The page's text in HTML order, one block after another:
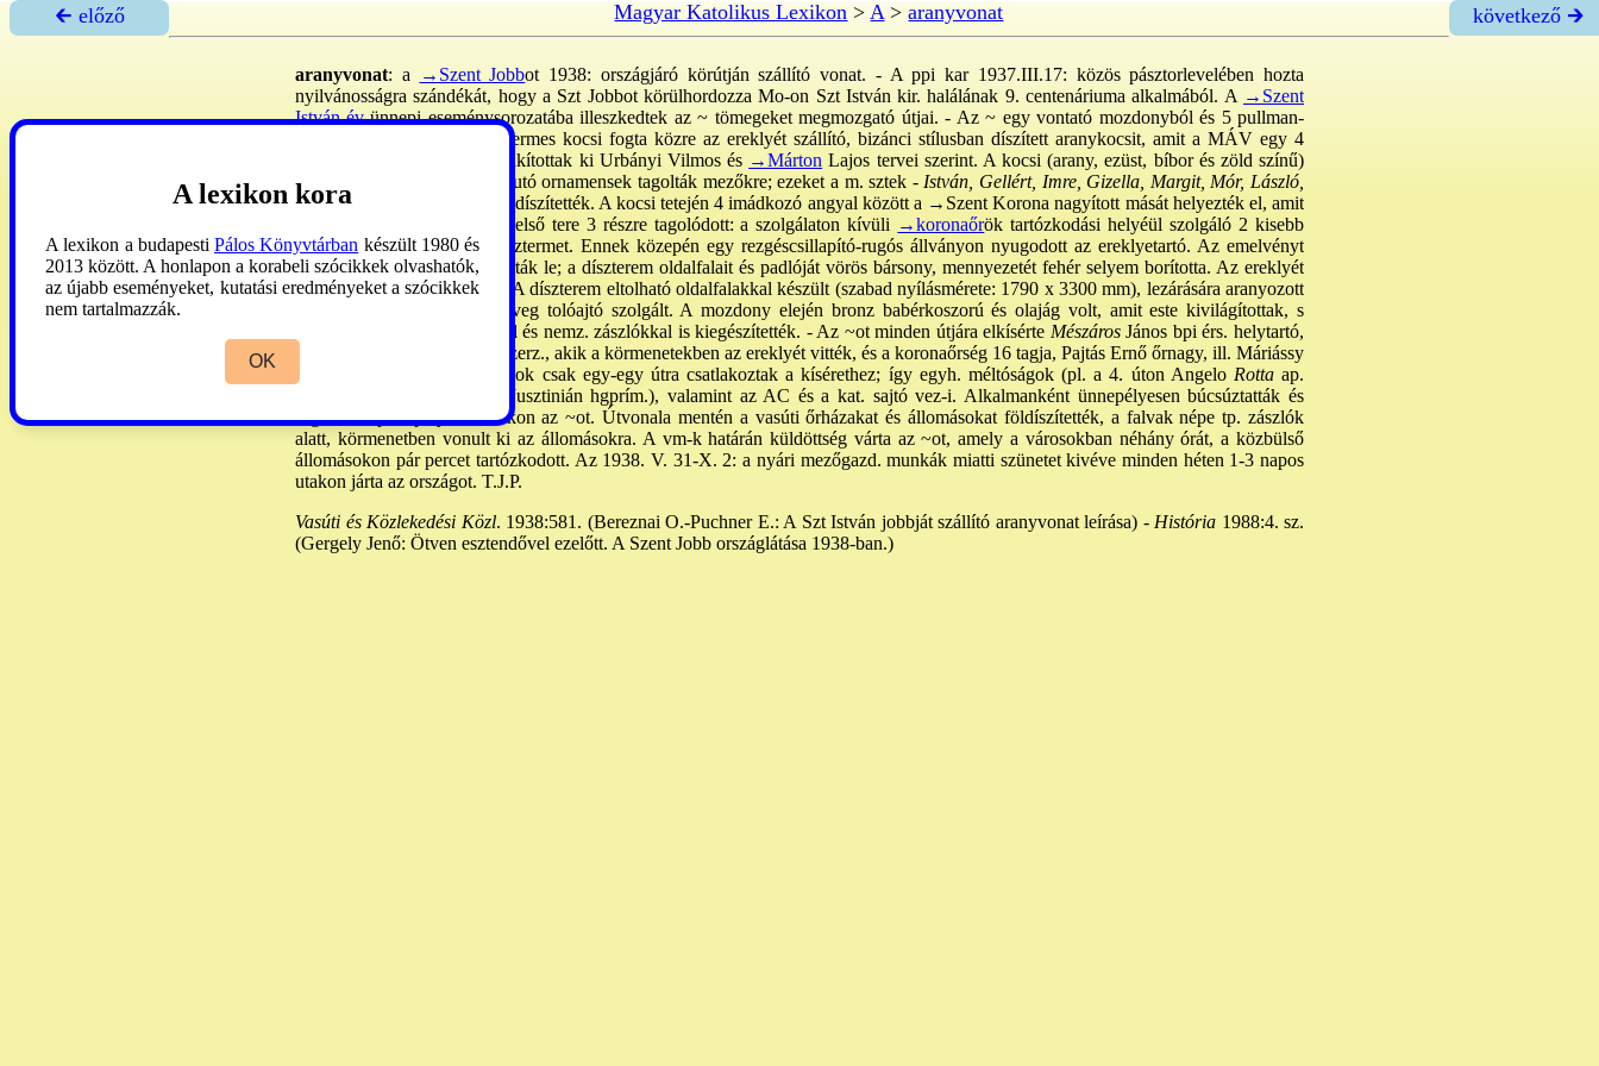
🡰 előző Magyar Katolikus Lexikon >A>aranyvonat következő 🡲
aranyvonat: a →Szent Jobbot 1938: országjáró körútján szállító vonat. - A ppi kar 1937.III.17: közös pásztorlevelében hozta
nyilvánosságra szándékát, hogy a Szt Jobbot körülhordozza Mo-on Szt István kir. halálának 9. centenáriuma alkalmából. A →Szent
István-évünnepi eseménysorozatába illeszkedtek az ~ tömegeket megmozgató útjai. - Az ~ egy vontató mozdonyból és 5 pullman-
kocsiból állt. Két 4 tonnás termes kocsi fogta közre az ereklyét szállító, bizánci stílusban díszített aranykocsit, amit a MÁV egy 4
tengelyű szalonkocsijából alakítottak ki Urbányi Vilmos és →Márton Lajos tervei szerint. A kocsi (arany, ezüst, bíbor és zöld színű)
külső oldalait függőlegesen futó ornamensek tagolták mezőkre; ezeket a m. sztek -István, Gellért, Imre, Gizella, Margit, Mór, László,
Erzsébet
- egészalakos képei díszítették. A kocsi tetején 4 imádkozó angyal között a →Szent Korona nagyított mását helyezték el, amit
este kivilágítottak. A kocsi belső tere 3 részre tagolódott: a szolgálaton kívüli →koronaőrök tartózkodási helyéül szolgáló 2 kisebb
terem fogta közre az ún. dísztermet. Ennek közepén egy rezgéscsillapító-rugós állványon nyugodott az ereklyetartó. Az emelvényt
címeres brokát terítővel takarták le; a díszterem oldalfalait és padlóját vörös bársony, mennyezetét fehér selyem borította. Az ereklyét
reflektorok világították meg. A díszterem eltolható oldalfalakkal készült (szabad nyílásmérete: 1790 x 3300 mm), lezárására aranyozott
keretekbe foglalt 3 részes üveg tolóajtó szolgált. A mozdony elején bronz babérkoszorú és olajág volt, amit este kivilágítottak, s
esetenként Szt István képével és nemz. zászlókkal is kiegészítették. - Az ~ot minden útjára elkísérte MészárosJános bpi érs. helytartó,
a Szt Jobb őre, 4 irgalmasr. szerz., akik a körmenetekben az ereklyét vitték, és a koronaőrség 16 tagja, Pajtás Ernő őrnagy, ill. Máriássy
László ezr. vezetésével. Mások csak egy-egy útra csatlakoztak a kísérethez; így egyh. méltóságok (pl. a 4. úton AngeloRottaap.
Jusztinián hgprím.), valamint az AC és a kat. sajtó vez-i. Alkalmanként ünnepélyesen búcsúztatták és
fogadták bpi főpályaudvarokon az ~ot. Útvonala mentén a vasúti őrházakat és állomásokat földíszítették, a falvak népe tp. zászlók
alatt, körmenetben vonult ki az állomásokra. A vm-k határán küldöttség várta az ~ot, amely a városokban néhány órát, a közbülső
állomásokon pár percet tartózkodott. Az 1938. V. 31-X. 2: a nyári mezőgazd. munkák miatti szünetet kivéve minden héten 1-3 napos
utakon járta az országot. T.J.P.
Vasúti és Közlekedési Közl. 1938:581. (Bereznai O.-Puchner E.: A Szt István jobbját szállító aranyvonat leírása) -História 1988:4. sz.
(Gergely Jenő: Ötven esztendővel ezelőtt. A Szent Jobb országlátása 1938-ban.)
A lexikon kora
A lexikon a budapesti Pálos Könyvtárban készült 1980 és
2013 között. A honlapon a korabeli szócikkek olvashatók,
az újabb eseményeket, kutatási eredményeket a szócikkek
nem tartalmazzák.
OK